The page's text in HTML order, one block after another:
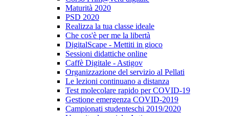
Maturità 2020
PSD 2020
Realizza la tua classe ideale
Che cos'è per me la libertà
DigitalScape - Mettiti in gioco
Sessioni didattiche online
Caffè Digitale - Astigov
Organizzazione del servizio al Pellati
Le lezioni continuano a distanza
Test molecolare rapido per COVID-19
Gestione emergenza COVID-2019
Campionati studenteschi 2019/2020